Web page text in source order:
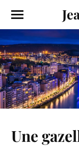
Une